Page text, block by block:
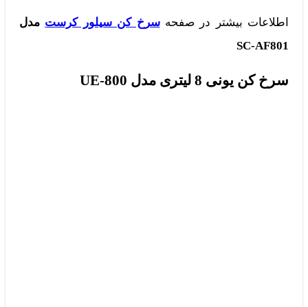
اطلاعات بیشتر در صفحهسرخ کن سیلور کرست مدل
SC-AF801
سرخ کن یونی 8 لیتری مدل UE-800